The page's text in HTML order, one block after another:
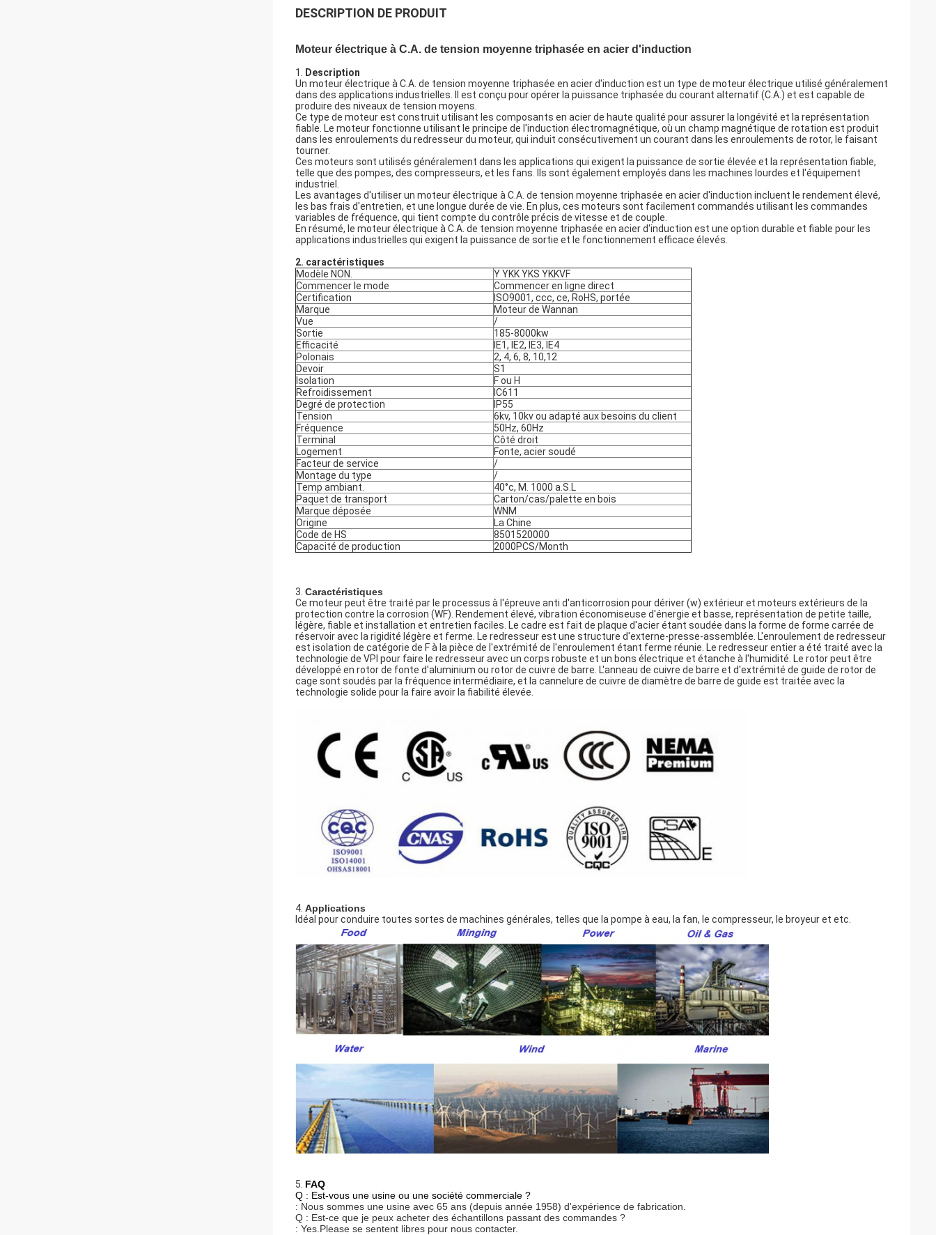
DESCRIPTION DE PRODUIT
Moteur électrique à C.A. de tension moyenne triphasée en acier d'induction
1.
Description
Un moteur électrique à C.A. de tension moyenne triphasée en acier d'induction est un type de moteur électrique utilisé généralement
dans des applications industrielles. Il est conçu pour opérer la puissance triphasée du courant alternatif (C.A.) et est capable de
produire des niveaux de tension moyens.
Ce type de moteur est construit utilisant les composants en acier de haute qualité pour assurer la longévité et la représentation
fiable. Le moteur fonctionne utilisant le principe de l'induction électromagnétique, où un champ magnétique de rotation est produit
dans les enroulements du redresseur du moteur, qui induit consécutivement un courant dans les enroulements de rotor, le faisant
tourner.
Ces moteurs sont utilisés généralement dans les applications qui exigent la puissance de sortie élevée et la représentation fiable,
telle que des pompes, des compresseurs, et les fans. Ils sont également employés dans les machines lourdes et l'équipement
industriel.
Les avantages d'utiliser un moteur électrique à C.A. de tension moyenne triphasée en acier d'induction incluent le rendement élevé,
les bas frais d'entretien, et une longue durée de vie. En plus, ces moteurs sont facilement commandés utilisant les commandes
variables de fréquence, qui tient compte du contrôle précis de vitesse et de couple.
En résumé, le moteur électrique à C.A. de tension moyenne triphasée en acier d'induction est une option durable et fiable pour les
applications industrielles qui exigent la puissance de sortie et le fonctionnement efficace élevés.
2. caractéristiques
Modèle NON.
Y YKK YKS YKKVF
Commencer le mode
Commencer en ligne direct
Certification
ISO9001, ccc, ce, RoHS, portée
Marque
Moteur de Wannan
Vue
/
Sortie
185-8000kw
Efficacité
IE1, IE2, IE3, IE4
Polonais
2, 4, 6, 8, 10,12
Devoir
S1
Isolation
F ou H
Refroidissement
IC611
Degré de protection
IP55
Tension
6kv, 10kv ou adapté aux besoins du client
Fréquence
50Hz, 60Hz
Terminal
Côté droit
Logement
Fonte, acier soudé
Facteur de service
/
Montage du type
/
Temp ambiant.
40°c, M. 1000 a.S.L
Paquet de transport
Carton/cas/palette en bois
Marque déposée
WNM
Origine
La Chine
Code de HS
8501520000
Capacité de production
2000PCS/Month
3. Caractéristiques
Ce moteur peut être traité par le processus à l'épreuve anti d'anticorrosion pour dériver (w) extérieur et moteurs extérieurs de la
protection contre la corrosion (WF). Rendement élevé, vibration économiseuse d'énergie et basse, représentation de petite taille,
légère, fiable et installation et entretien faciles. Le cadre est fait de plaque d'acier étant soudée dans la forme de forme carrée de
réservoir avec la rigidité légère et ferme. Le redresseur est une structure d'externe-presse-assemblée. L'enroulement de redresseur
est isolation de catégorie de F à la pièce de l'extrémité de l'enroulement étant ferme réunie. Le redresseur entier a été traité avec la
technologie de VPI pour faire le redresseur avec un corps robuste et un bons électrique et étanche à l'humidité. Le rotor peut être
développé en rotor de fonte d'aluminium ou rotor de cuivre de barre. L'anneau de cuivre de barre et d'extrémité de guide de rotor de
cage sont soudés par la fréquence intermédiaire, et la cannelure de cuivre de diamètre de barre de guide est traitée avec la
technologie solide pour la faire avoir la fiabilité élevée.
4. Applications
Idéal pour conduire toutes sortes de machines générales, telles que la pompe à eau, la fan, le compresseur, le broyeur et etc.
5. FAQ
Q : Est-vous une usine ou une société commerciale ?
: Nous sommes une usine avec 65 ans (depuis année 1958) d'expérience de fabrication.
Q : Est-ce que je peux acheter des échantillons passant des commandes ?
: Yes.Please se sentent libres pour nous contacter.